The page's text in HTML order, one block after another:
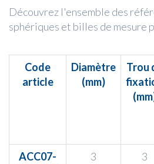
Découvrez l'ensemble des
sphériques et billes de mesure
Code
article
Diamètre
(mm)
Trou
ACC07-
3 3